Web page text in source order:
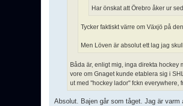
Har önskat att Örebro åker ur
Tycker faktiskt värre om Växjö på
Men Löven är absolut ett lag jag
Båda är, enligt mig, inga direkta hockey
vore om Gnaget kunde etablera sig i
ut med "hockey lador" fckn everywhere,
Absolut. Bajen går som tåget. Jag är